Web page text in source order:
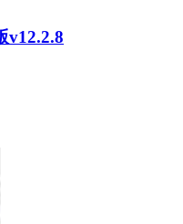
v12.2.8